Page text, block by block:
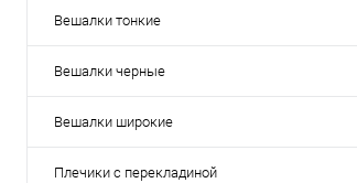
Вешалки тонкие
Вешалки черные
Вешалки широкие
Плечики с перекладиной